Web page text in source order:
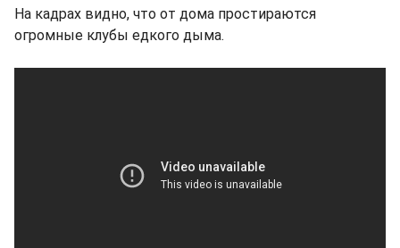
На кадрах видно, что от дома простираются
огромные клубы едкого дыма.